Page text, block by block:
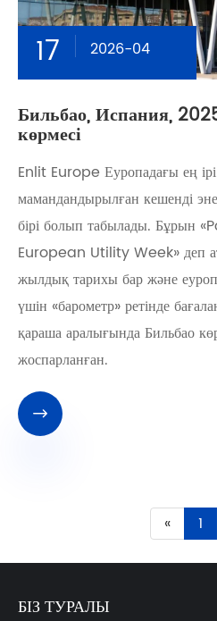
17 2026-04
Бильбао, Испания,
көрмесі
Enlit Europe Еуропадағы ең
мамандандырылған кешенді
бірі болып табылады. Бұрын
European Utility Week» деп
жылдық тарихы бар және
үшін «барометр» ретінде
қараша аралығында Бильбао
жоспарланған.

« 1
БІЗ ТУРАЛЫ